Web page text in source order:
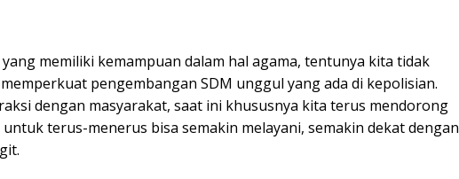
memiliki kemampuan dalam hal agama, tentunya kita tidak
pengembangan SDM unggul yang ada di kepolisian.
dengan masyarakat, saat ini khususnya kita terus mendorong
terus-menerus bisa semakin melayani, semakin dekat dengan